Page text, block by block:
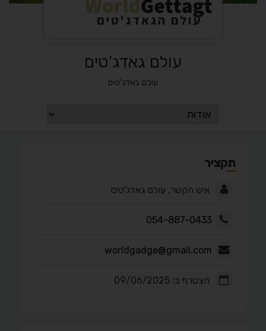
עולם גאדג'טים
עולם גאדג'טים
תקציר
איש הקשר, עולם גאדג'טים
054-887-0433
worldgadge@gmail.com
הצטרף ב: 09/06/2025